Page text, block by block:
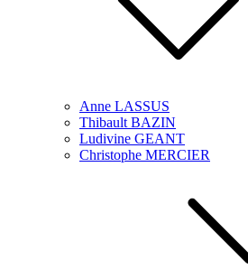
Anne LASSUS
Thibault BAZIN
Ludivine GEANT
Christophe MERCIER